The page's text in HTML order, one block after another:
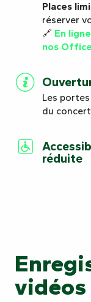
Places
réserver
🔗 En ligne
nos
Les
du
réduite
vidéos